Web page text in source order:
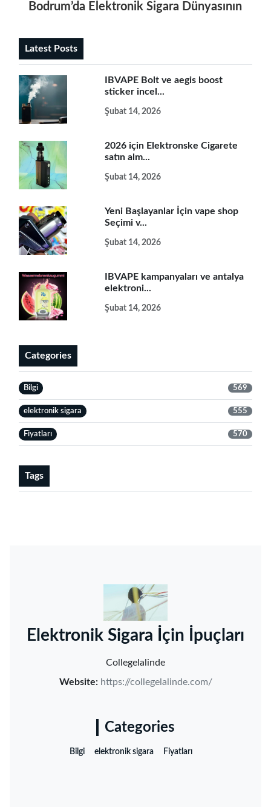
Bodrum’da Elektronik Sigara Dünyasının
Latest Posts
IBVAPE Bolt ve aegis boost
sticker incel...
Şubat 14, 2026
2026 için Elektronske Cigarete
satın alm...
Şubat 14, 2026
Yeni Başlayanlar İçin vape shop
Seçimi v...
Şubat 14, 2026
IBVAPE kampanyaları ve antalya
elektroni...
Şubat 14, 2026
Categories
Bilgi 569
elektronik sigara 555
Fiyatları 570
Tags
‌Elektronik Sigara İçin İpuçları‌
Collegelalinde
Website: https://collegelalinde.com/
Categories
Bilgi elektronik sigara Fiyatları